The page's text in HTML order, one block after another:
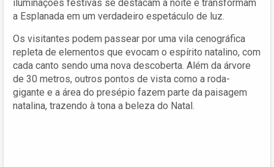
iluminações festivas se destacam à noite e transformam
a Esplanada em um verdadeiro espetáculo de luz.
Os visitantes podem passear por uma vila cenográfica
repleta de elementos que evocam o espírito natalino, com
cada canto sendo uma nova descoberta. Além da árvore
de 30 metros, outros pontos de vista como a roda-
gigante e a área do presépio fazem parte da paisagem
natalina, trazendo à tona a beleza do Natal.